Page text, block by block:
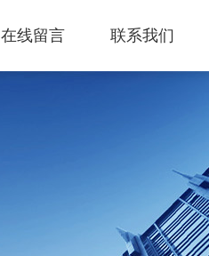
在线留言 联系我们